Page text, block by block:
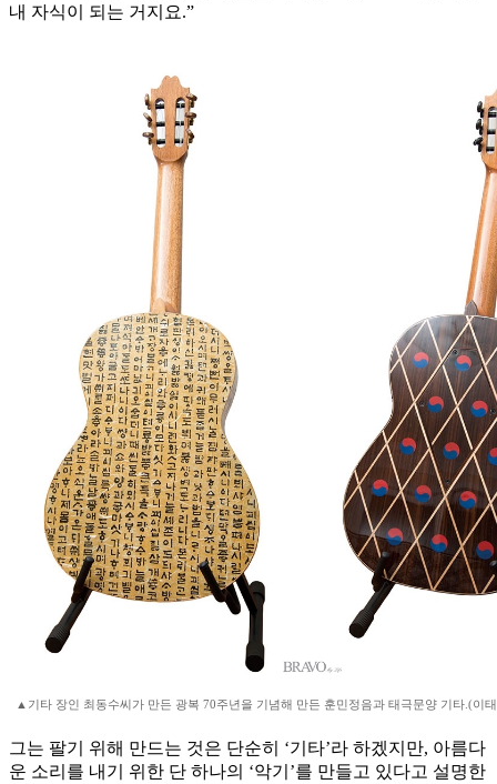
내 자식이 되는 거지요.”
▲기타 장인 최동수씨가 만든 광복 70주년을 기념해 만든 훈민정음과 태극문양 기타.(이
그는 팔기 위해 만드는 것은 단순히 ‘기타’라 하겠지만, 아름다
운 소리를 내기 위한 단 하나의 ‘악기’를 만들고 있다고 설명한